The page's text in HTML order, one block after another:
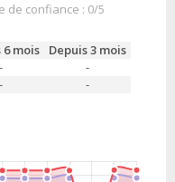
de confiance : 0/5
6 mois
Depuis 3 mois
-
-
- -